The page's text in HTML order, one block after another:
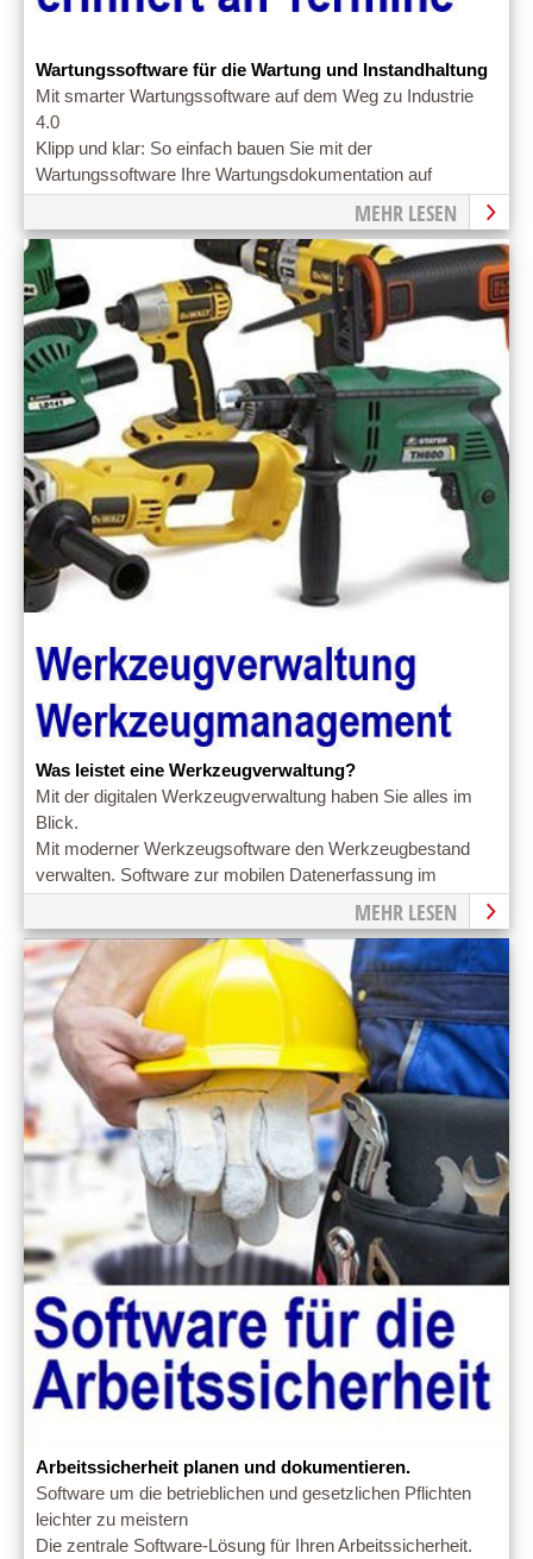
Wartungssoftware für die Wartung und Instandhaltung
Mit smarter Wartungssoftware auf dem Weg zu Industrie
4.0
Klipp und klar: So einfach bauen Sie mit der
Wartungssoftware Ihre Wartungsdokumentation auf
MEHR LESEN
Was leistet eine Werkzeugverwaltung?
Mit der digitalen Werkzeugverwaltung haben Sie alles im
Blick.
Mit moderner Werkzeugsoftware den Werkzeugbestand
verwalten. Software zur mobilen Datenerfassung im
Werkzeughandling
MEHR LESEN
Arbeitssicherheit planen und dokumentieren.
Software um die betrieblichen und gesetzlichen Pflichten
leichter zu meistern
Die zentrale Software-Lösung für Ihren Arbeitssicherheit.